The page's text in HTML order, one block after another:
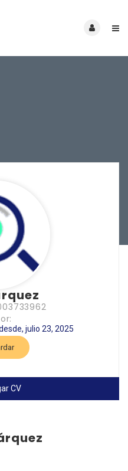
julio 23, 2025
CV